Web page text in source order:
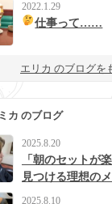
2022.1.29
仕事って……
エリカ のブログを
カ のブログ
2025.8.20
「朝のセットが
見つける理想の
2025.8.10